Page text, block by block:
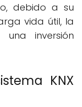
debido a su
vida útil, la
inversión
KNX